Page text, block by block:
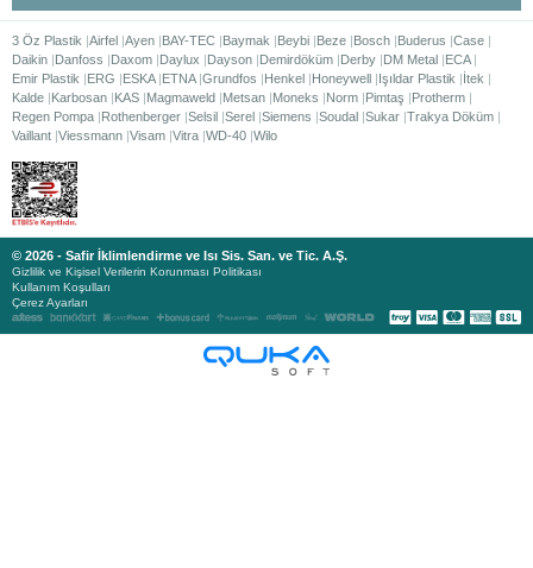
3 Öz Plastik Airfel Ayen BAY-TEC Baymak Beybi Beze Bosch Buderus Case
Daikin Danfoss Daxom Daylux Dayson Demirdöküm Derby DM Metal ECA
Emir Plastik
ERG ESKA ETNA Grundfos Henkel Honeywell Işıldar Plastik
İtek
Kalde Karbosan KAS Magmaweld Metsan Moneks Norm Pimtaş
Protherm
Regen Pompa Rothenberger Selsil Serel Siemens Soudal Sukar Trakya Döküm
Vaillant Viessmann Visam Vitra WD-40 Wilo
© 2026 - Safir İklimlendirme ve Isı Sis. San. ve Tic. A.Ş.
Gizlilik ve Kişisel Verilerin Korunması Politikası
Kullanım Koşulları
Çerez Ayarları